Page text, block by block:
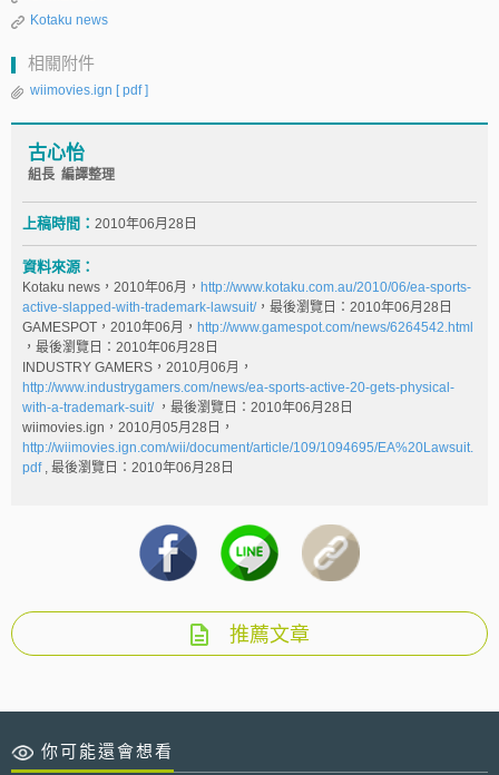
Kotaku news
相關附件
wiimovies.ign [ pdf ]
古心怡
組長 編譯整理
上稿時間： 2010年06月28日
資料來源：
Kotaku news，2010年06月， http://www.kotaku.com.au/2010/06/ea-sports-
active-slapped-with-trademark-lawsuit/，最後瀏覽日：2010年06月28日
GAMESPOT，2010年06月， http://www.gamespot.com/news/6264542.html
，最後瀏覽日：2010年06月28日
INDUSTRY GAMERS，2010月06月，
http://www.industrygamers.com/news/ea-sports-active-20-gets-physical-
with-a-trademark-suit/，最後瀏覽日：2010年06月28日
wiimovies.ign，2010月05月28日，
http://wiimovies.ign.com/wii/document/article/109/1094695/EA%20Lawsuit.
pdf, 最後瀏覽日：2010年06月28日
推薦文章
你可能還會想看